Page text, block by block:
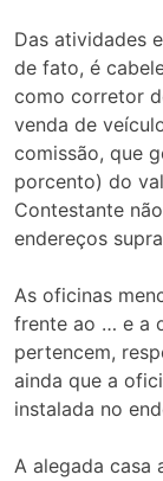
Das atividades
de fato, é
como corretor
venda de
comissão, que
porcento) do
Contestante
endereços
As oficinas
frente ao … e a
pertencem,
ainda que a
instalada no
A alegada casa